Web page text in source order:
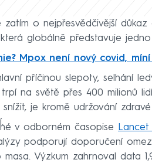
zatím o nejpřesvědčivější důkaz
globálně představuje
Mpox není nový covid, míní
příčinou slepoty, selhání
na světě přes 400 milionů
snížit, je kromě udržování
v odborném časopise
podporují doporučení
Výzkum zahrnoval data